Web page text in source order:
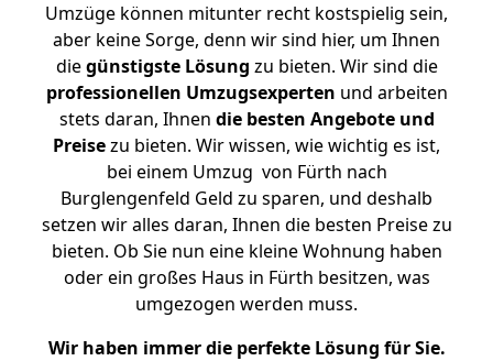
Umzüge können mitunter recht kostspielig sein,
aber keine Sorge, denn wir sind hier, um Ihnen
diegünstigste Lösung zu bieten. Wir sind die
professionellen Umzugsexperten und arbeiten
stets daran, Ihnen die besten Angebote und
Preisezu bieten. Wir wissen, wie wichtig es ist,
bei einem Umzug von Fürth nach
Burglengenfeld Geld zu sparen, und deshalb
setzen wir alles daran, Ihnen die besten Preise zu
bieten. Ob Sie nun eine kleine Wohnung haben
oder ein großes Haus in Fürth besitzen, was
umgezogen werden muss.
Wir haben immer die perfekte Lösung für Sie.